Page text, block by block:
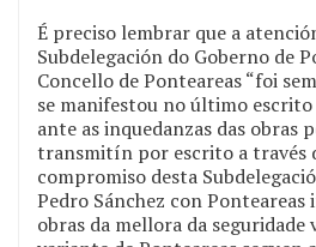
É preciso lembrar que a
Subdelegación do Goberno de
Concello de Ponteareas “foi
se manifestou no último
ante as inquedanzas das obras
transmitín por escrito a través
compromiso desta
Pedro Sánchez con Ponteareas
obras da mellora da seguridade